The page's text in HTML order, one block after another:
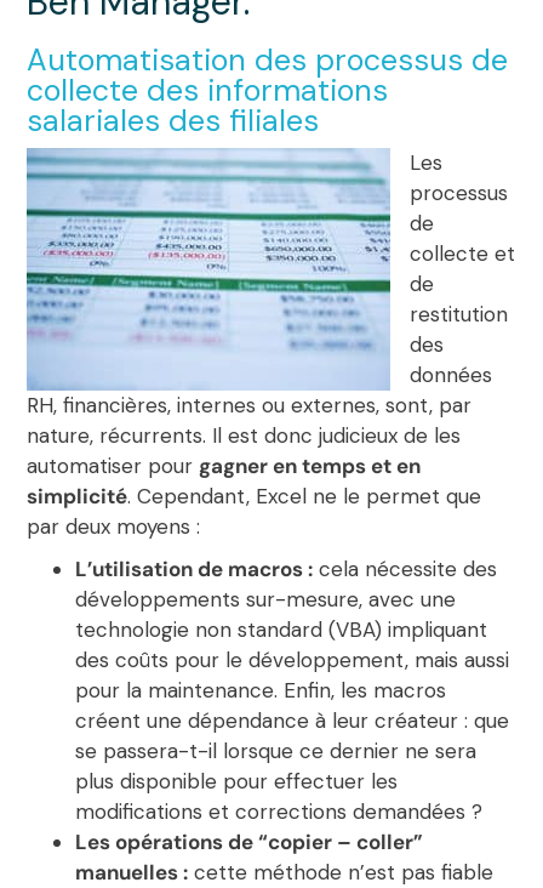
Automatisation des processus de
collecte des informations
salariales des filiales
Les
processus
de
collecte et
de
restitution
des
données
RH, financières, internes ou externes, sont, par
nature, récurrents. Il est donc judicieux de les
automatiser pour gagner en temps et en
simplicité. Cependant, Excel ne le permet que
par deux moyens :
L’utilisation de macros : cela nécessite des
développements sur-mesure, avec une
technologie non standard (VBA) impliquant
des coûts pour le développement, mais aussi
pour la maintenance. Enfin, les macros
créent une dépendance à leur créateur : que
se passera-t-il lorsque ce dernier ne sera
plus disponible pour effectuer les
modifications et corrections demandées ?
Les opérations de “copier – coller”
manuelles : cette méthode n’est pas fiable